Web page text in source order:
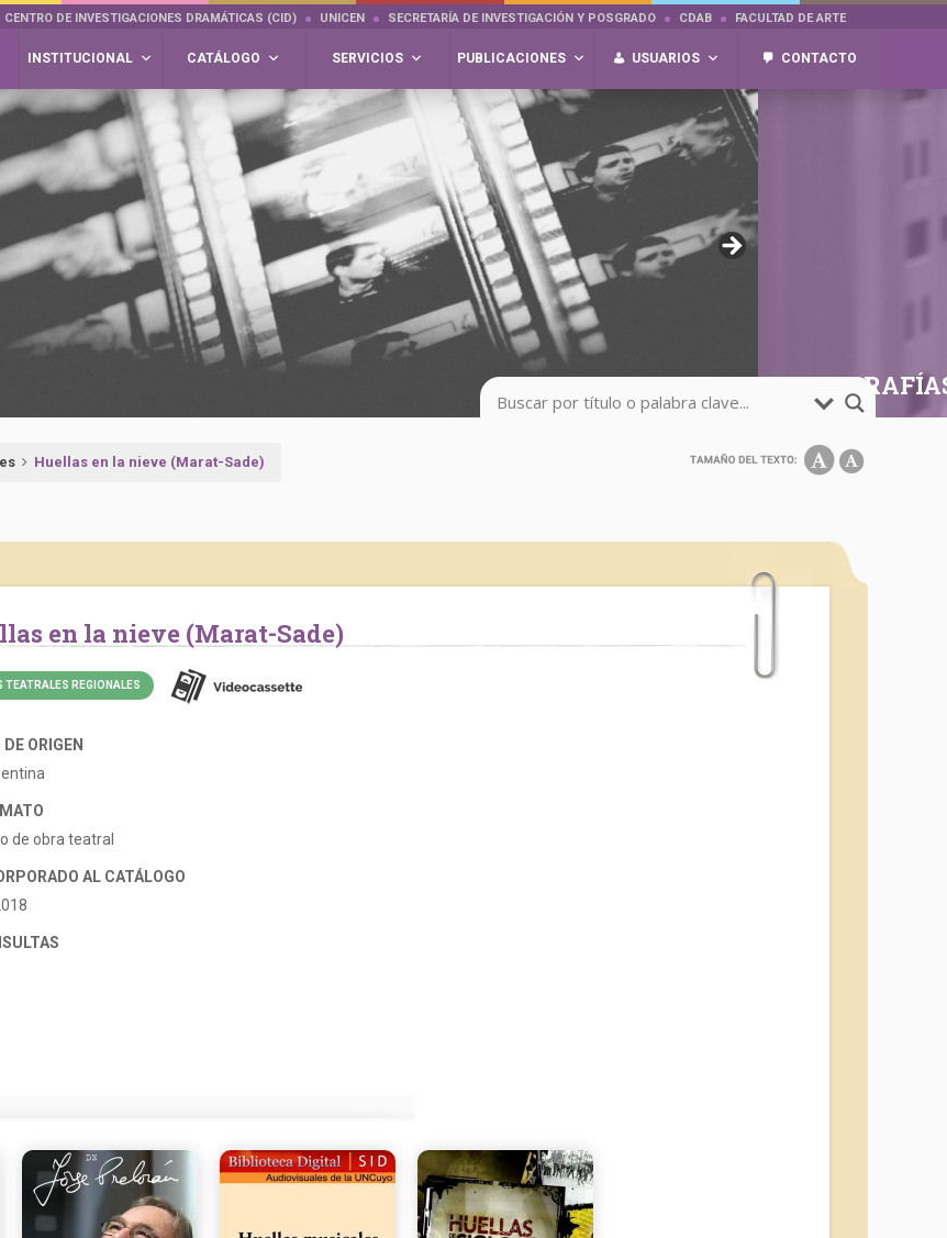
CENTRO DE INVESTIGACIONES DRAMÁTICAS (CID) UNICEN SECRETARÍA DE INVESTIGACIÓN Y POSGRADO CDAB FACULTAD DE ARTE
INSTITUCIONAL CATÁLOGO SERVICIOS PUBLICACIONES USUARIOS CONTACTO
Huellas en la nieve (Marat-Sade)
en la nieve (Marat-Sade)
TEATRALES REGIONALES
DE ORIGEN
de obra teatral
AL CATÁLOGO